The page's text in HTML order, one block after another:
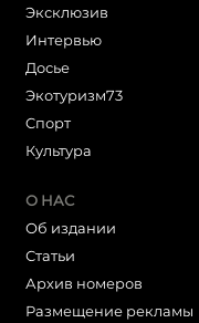
Эксклюзив
Интервью
Досье
Экотуризм73
Cпорт
Культура
О НАС
Об издании
Статьи
Архив номеров
Размещение рекламы